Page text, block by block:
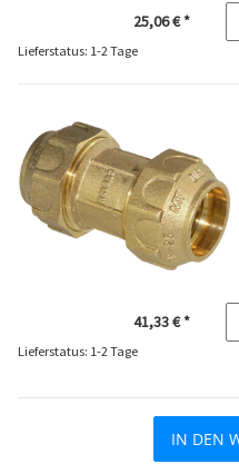
25,06 €*
Lieferstatus: 1-2 Tage
41,33 €*
Lieferstatus: 1-2 Tage
IN DEN